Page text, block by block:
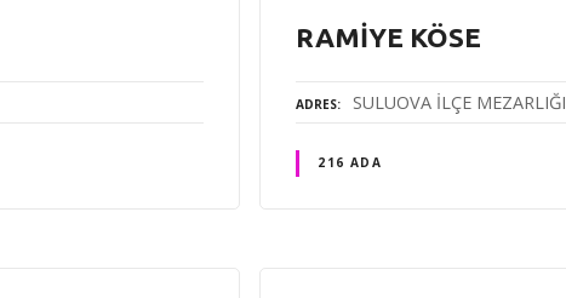
RAMİYE KÖSE
ADRES SULUOVA İLÇE MEZARLIĞI
216 ADA